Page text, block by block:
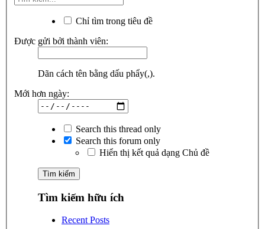
Chỉ tìm trong tiêu đề
Được gửi bởi thành viên:
Dãn cách tên bằng dấu phẩy(,).
Mới hơn ngày:
Search this thread only
Search this forum only
Hiển thị kết quả dạng Chủ đề
Tìm kiếm hữu ích
Recent Posts